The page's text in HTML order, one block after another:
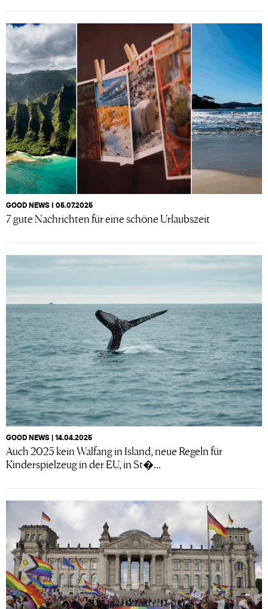
GOOD NEWS I 05.07.2025
7 gute Nachrichten für eine schöne Urlaubszeit
GOOD NEWS | 14.04.2025
Auch 2025 kein Walfang in Island, neue Regeln für
Kinderspielzeug in der EU, in St�...